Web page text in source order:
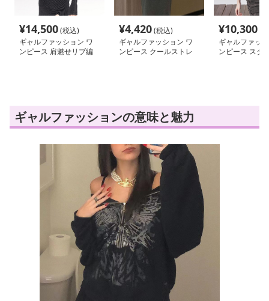
¥14,500(税込)
ギャルファッション ワ
ンピース 肩魅せリブ編
¥4,420(税込)
ギャルファッション ワ
ンピース クールストレ
¥10,300
ギャルファッ
ンピース スタ
ギャルファッションの意味と魅力